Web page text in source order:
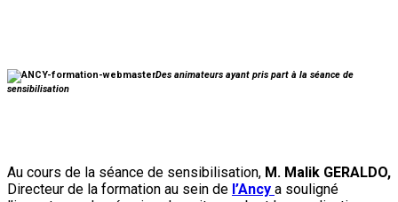
Des animateurs ayant pris part à la séance de
sensibilisation
Au cours de la séance de sensibilisation, M. Malik GERALDO,
Directeur de la formation au sein de l’Ancy a souligné